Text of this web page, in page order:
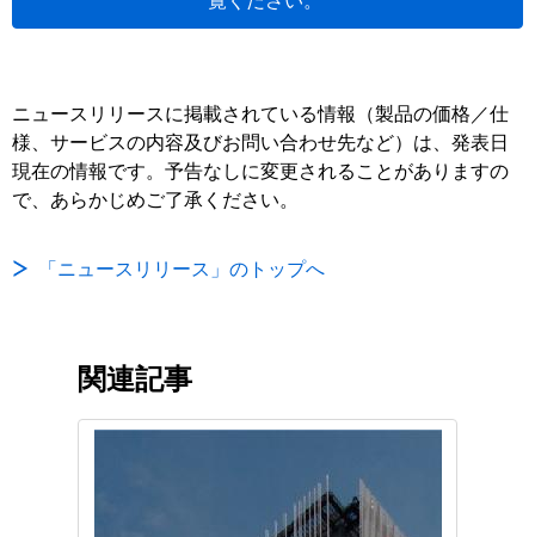
ニュースリリースに掲載されている情報（製品の価格／仕
様、サービスの内容及びお問い合わせ先など）は、発表日
現在の情報です。予告なしに変更されることがありますの
で、あらかじめご了承ください。
「ニュースリリース」のトップへ
関連記事